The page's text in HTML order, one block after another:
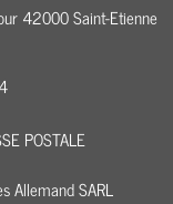
42000 Saint-Etienne
POSTALE
Allemand SARL